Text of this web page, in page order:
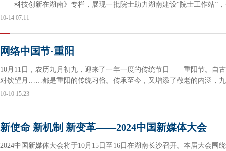
——科技创新在湖南》专栏，展现一批院士助力湖南建设“院士工作站”
界，一群“小荷才露尖尖角”的青年科技工作者勇攀科技高峰的故事。
10-14 07:11
网络中国节·重阳
10月11日，农历九月初九，迎来了一年一度的传统节日——重阳节。自
对饮望月……都是重阳的传统习俗。传承至今，又增添了敬老的内涵，
10-10 15:23
新使命 新机制 新变革——2024中国新媒体大会
2024中国新媒体大会将于10月15日至16日在湖南长沙召开。本届大会围